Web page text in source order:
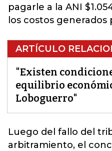
pagarle a la ANI
los costos
ARTÍCULO
"Existen
equilibrio
Loboguerro"
Luego del fallo del
arbitramiento, el